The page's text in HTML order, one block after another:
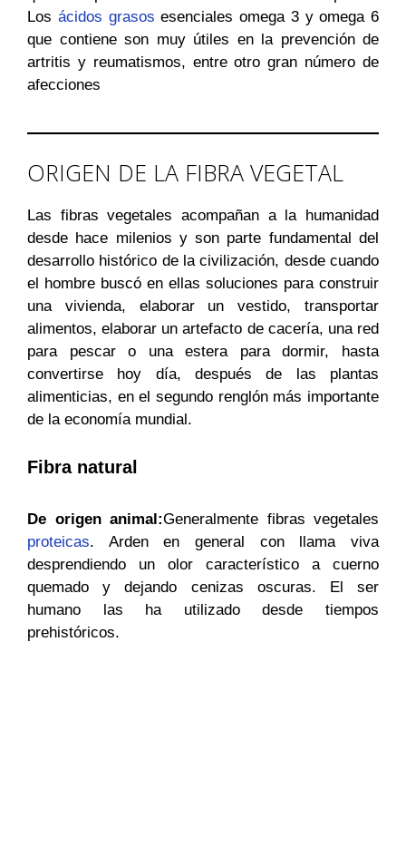
Los ácidos grasos esenciales omega 3 y omega 6
que contiene son muy útiles en la prevención de
artritis y reumatismos, entre otro gran número de
afecciones
ORIGEN DE LA FIBRA VEGETAL
Las fibras vegetales acompañan a la humanidad
desde hace milenios y son parte fundamental del
desarrollo histórico de la civilización, desde cuando
el hombre buscó en ellas soluciones para construir
una vivienda, elaborar un vestido, transportar
alimentos, elaborar un artefacto de cacería, una red
para pescar o una estera para dormir, hasta
convertirse hoy día, después de las plantas
alimenticias, en el segundo renglón más importante
de la economía mundial.
Fibra natural
De origen animal:Generalmente fibras vegetales
proteicas. Arden en general con llama viva
desprendiendo un olor característico a cuerno
quemado y dejando cenizas oscuras. El ser
humano las ha utilizado desde tiempos
prehistóricos.